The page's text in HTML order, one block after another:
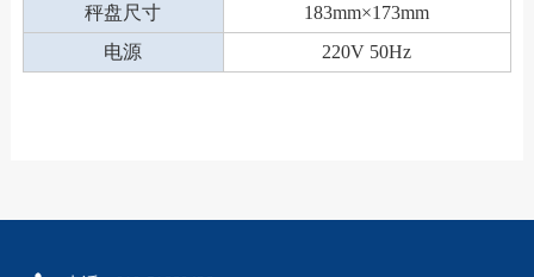
秤盘尺寸
183mm×173mm
电源
220V 50Hz